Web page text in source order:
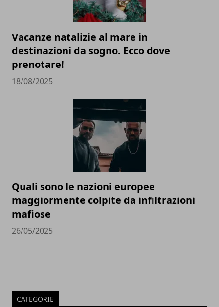
Vacanze natalizie al mare in
destinazioni da sogno. Ecco dove
prenotare!
18/08/2025
Quali sono le nazioni europee
maggiormente colpite da infiltrazioni
mafiose
26/05/2025
CATEGORIE